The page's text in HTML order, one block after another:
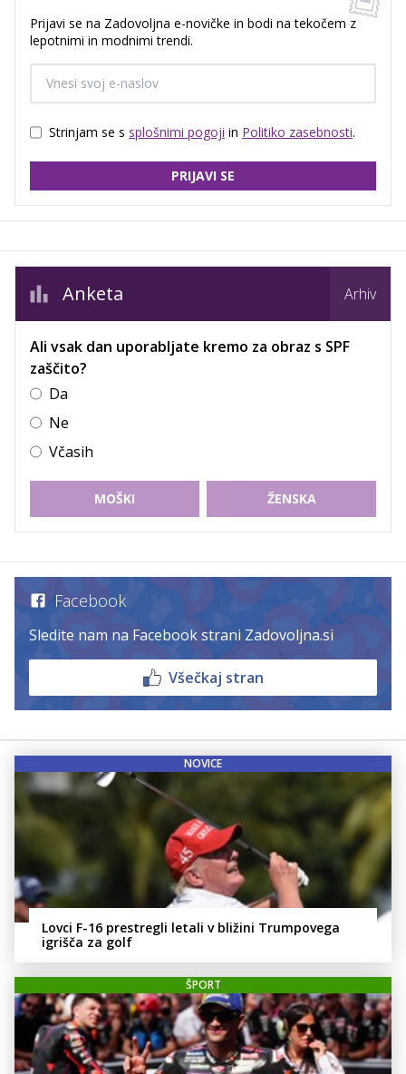
Prijavi se na Zadovoljna e-novičke in bodi na tekočem z
lepotnimi in modnimi trendi.
Strinjam se s splošnimi pogoji in Politiko zasebnosti.
PRIJAVI SE
Anketa Arhiv
Ali vsak dan uporabljate kremo za obraz s SPF
zaščito?
Da
Ne
Včasih
MOŠKI ŽENSKA
Facebook
Sledite nam na Facebook strani Zadovoljna.si
Všečkaj stran
NOVICE
Lovci F-16 prestregli letali v bližini Trumpovega
igrišča za golf
ŠPORT